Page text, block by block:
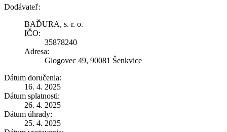
Dodávateľ:
BAĎURA, s. r. o.
IČO:
35878240
Adresa:
Glogovec 49, 90081 Šenkvice
Dátum doručenia:
16. 4. 2025
Dátum splatnosti:
26. 4. 2025
Dátum úhrady:
25. 4. 2025